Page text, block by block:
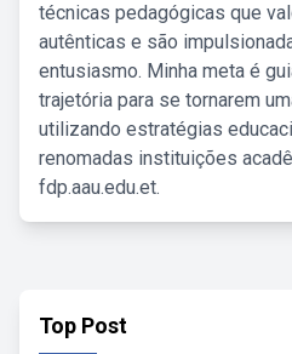
técnicas pedagógicas que
autênticas e são
entusiasmo. Minha meta é
trajetória para se tornarem
utilizando estratégias
renomadas instituições
fdp.aau.edu.et.
Top Post